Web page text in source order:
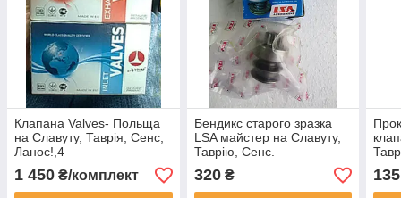
Клапана Valves- Польща
на Славуту, Таврія, Сенс,
Ланос!,4
1 450 ₴/комплект
Бендикс старого зразка
LSA майстер на Славуту,
Таврію, Сенс.
320₴ 135